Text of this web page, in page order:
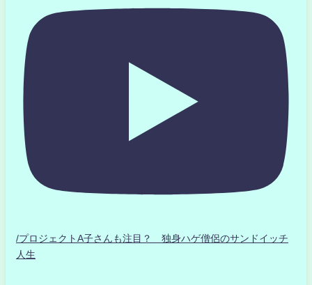
/プロジェクトA子さんも注目？ 独身ハゲ僧侶のサンドイッチ
人生